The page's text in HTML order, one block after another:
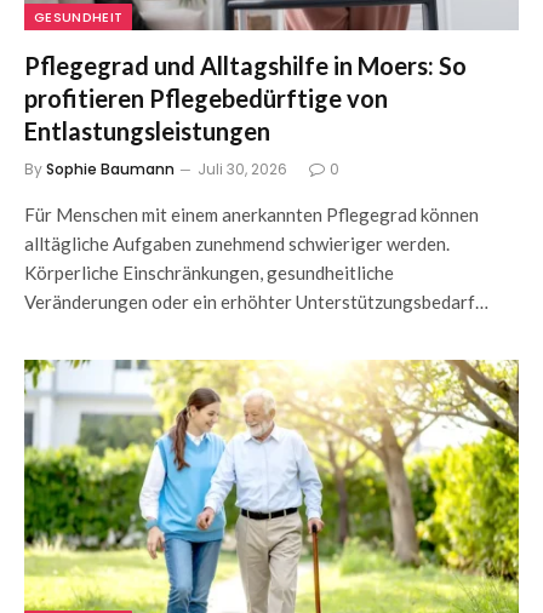
GESUNDHEIT
Pflegegrad und Alltagshilfe in Moers: So
profitieren Pflegebedürftige von
Entlastungsleistungen
BySophie Baumann Juli 30, 2026 0
Für Menschen mit einem anerkannten Pflegegrad können
alltägliche Aufgaben zunehmend schwieriger werden.
Körperliche Einschränkungen, gesundheitliche
Veränderungen oder ein erhöhter Unterstützungsbedarf…